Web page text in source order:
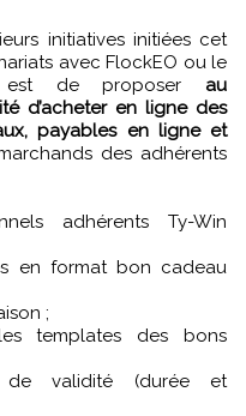
initiatives initiées cet
avec FlockEO ou le
est de proposer au
d’acheter en ligne des
payables en ligne et
des adhérents
adhérents Ty-Win
en format bon cadeau
;
templates des bons
validité (durée et